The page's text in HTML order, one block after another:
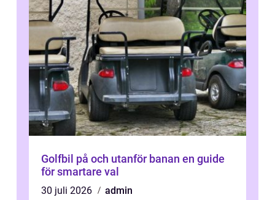
Golfbil på och utanför banan en guide
för smartare val
30 juli 2026
admin